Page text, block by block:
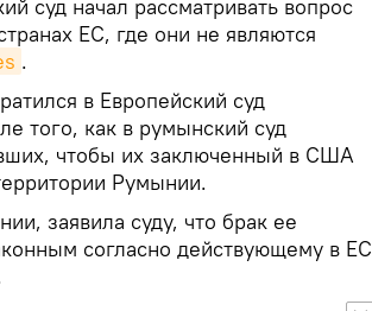
суд начал рассматривать вопрос
ЕС, где они не являются
.
в Европейский суд
того, как в румынский суд
чтобы их заключенный в США
Румынии.
заявила суду, что брак ее
согласно действующему в ЕС